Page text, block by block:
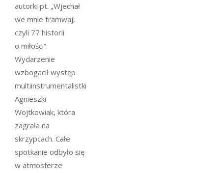
autorki pt. „Wjechał
we mnie tramwaj,
czyli 77 historii
o miłości”.
Wydarzenie
wzbogacił występ
multiinstrumentalistki
Agnieszki
Wojtkowiak, która
zagrała na
skrzypcach. Całe
spotkanie odbyło się
w atmosferze